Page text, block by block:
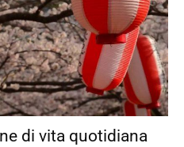
di vita quotidiana